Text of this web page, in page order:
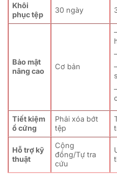
Khôi
phục tệp
30 ngày
Bảo mật
nâng cao
Cơ bản
Tiết kiệm
ổ cứng
Phải xóa bớt
tệp
Hỗ trợ kỹ
thuật
Cộng
đồng/Tự tra
cứu